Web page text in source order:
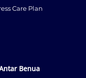
Care Plan
Benua